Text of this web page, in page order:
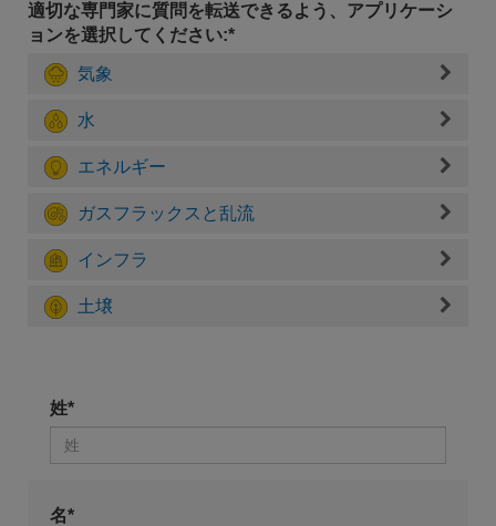
適切な専門家に質問を転送できるよう、アプリケーシ
ョンを選択してください:*
気象
水
エネルギー
ガスフラックスと乱流
インフラ
土壌
姓*
名*